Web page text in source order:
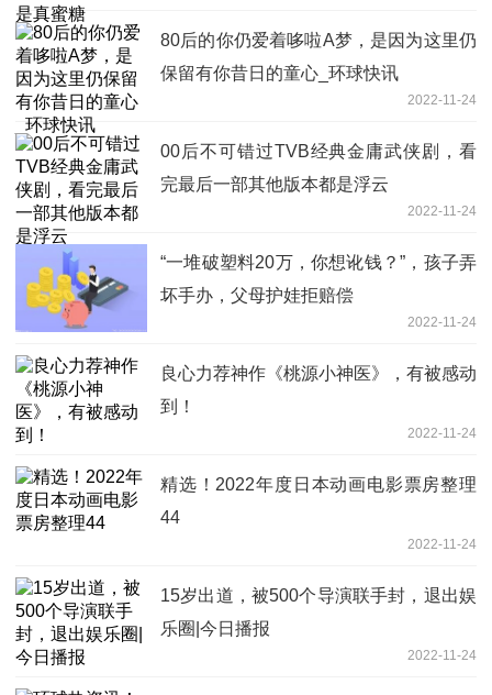
80后的你仍爱着哆啦A梦，是因为这里仍
保留有你昔日的童心_环球快讯
2022-11-24
00后不可错过TVB经典金庸武侠剧，看
完最后一部其他版本都是浮云
2022-11-24
“一堆破塑料20万，你想讹钱？”，孩子弄
坏手办，父母护娃拒赔偿
2022-11-24
良心力荐神作《桃源小神医》，有被感动
到！
2022-11-24
精选！2022年度日本动画电影票房整理
44
2022-11-24
15岁出道，被500个导演联手封，退出娱
乐圈|今日播报
2022-11-24